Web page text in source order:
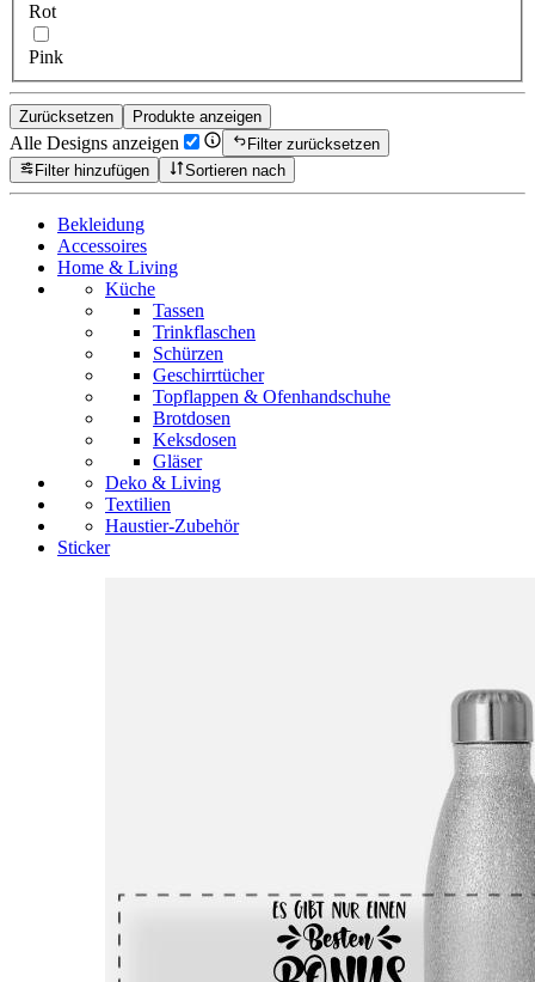
Rot
Pink
Zurücksetzen Produkte anzeigen
Alle Designs anzeigen
Filter zurücksetzen
Filter hinzufügen
Sortieren nach
Bekleidung
Accessoires
Home & Living
Küche
Tassen
Trinkflaschen
Schürzen
Geschirrtücher
Topflappen & Ofenhandschuhe
Brotdosen
Keksdosen
Gläser
Deko & Living
Textilien
Haustier-Zubehör
Sticker